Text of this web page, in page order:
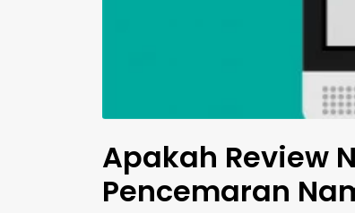
Apakah Review
Pencemaran